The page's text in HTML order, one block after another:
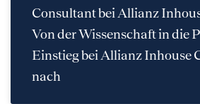
Consultant bei Allianz
Von der Wissenschaft in die
Einstieg bei Allianz Inhouse
nach